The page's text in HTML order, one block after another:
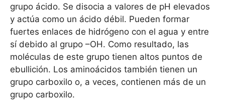
grupo ácido. Se disocia a valores de pH elevados
y actúa como un ácido débil. Pueden formar
fuertes enlaces de hidrógeno con el agua y entre
sí debido al grupo –OH. Como resultado, las
moléculas de este grupo tienen altos puntos de
ebullición. Los aminoácidos también tienen un
grupo carboxilo o, a veces, contienen más de un
grupo carboxilo.